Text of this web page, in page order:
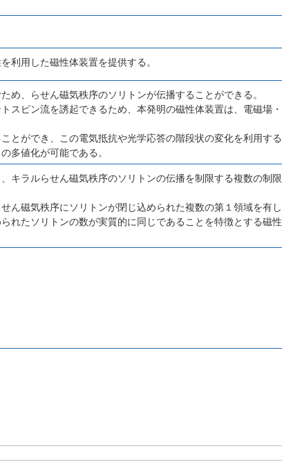
利用した磁性体装置を提供する。
め、らせん磁気秩序のソリトンが伝播することができる。
スピン流を誘起できるため、本発明の磁性体装置は、電磁場
とができ、この電気抵抗や光学応答の階段状の変化を利用する
多値化が可能である。
キラルらせん磁気秩序のソリトンの伝播を制限する複数の制
ん磁気秩序にソリトンが閉じ込められた複数の第１領域を有し
れたソリトンの数が実質的に同じであることを特徴とする磁